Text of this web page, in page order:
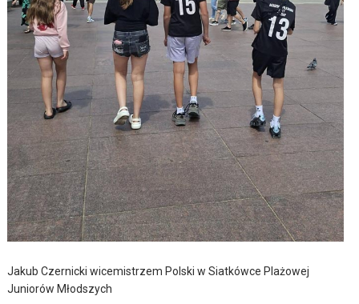
Jakub Czernicki wicemistrzem Polski w Siatkówce Plażowej
Juniorów Młodszych